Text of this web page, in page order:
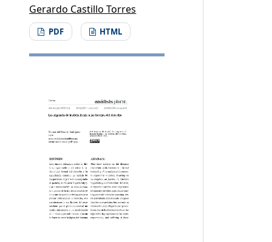
Gerardo Castillo Torres
PDF HTML